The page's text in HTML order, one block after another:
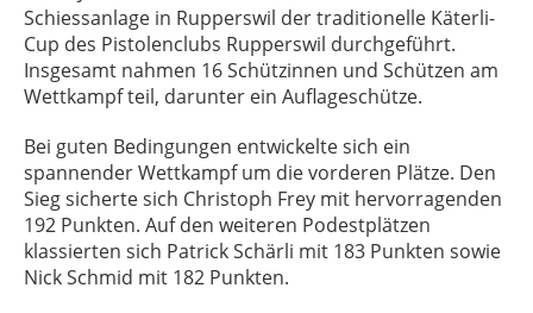
Schiessanlage in Rupperswil der traditionelle Käterli-
Cup des Pistolenclubs Rupperswil durchgeführt.
Insgesamt nahmen 16 Schützinnen und Schützen am
Wettkampf teil, darunter ein Auflageschütze.
Bei guten Bedingungen entwickelte sich ein
spannender Wettkampf um die vorderen Plätze. Den
Sieg sicherte sich Christoph Frey mit hervorragenden
192 Punkten. Auf den weiteren Podestplätzen
klassierten sich Patrick Schärli mit 183 Punkten sowie
Nick Schmid mit 182 Punkten.